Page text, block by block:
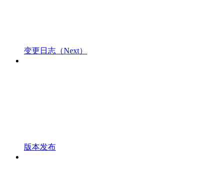
变更日志（Next）
版本发布